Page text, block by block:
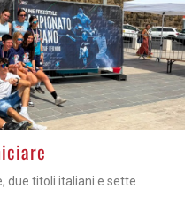
due titoli italiani e sette